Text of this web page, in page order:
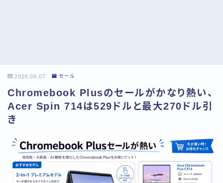
2026.06.07 セール
Chromebook Plusのセールがかなり熱い、
Acer Spin 714は529ドルと最大270ドル引
き